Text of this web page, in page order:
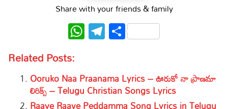
Share with your friends & family
WhatsApp
Telegram
Share
Related Posts:
Ooruko Naa Praanama Lyrics – ఊరుకో నా ప్రాణమా
లిరిక్స్ – Telugu Christian Songs Lyrics